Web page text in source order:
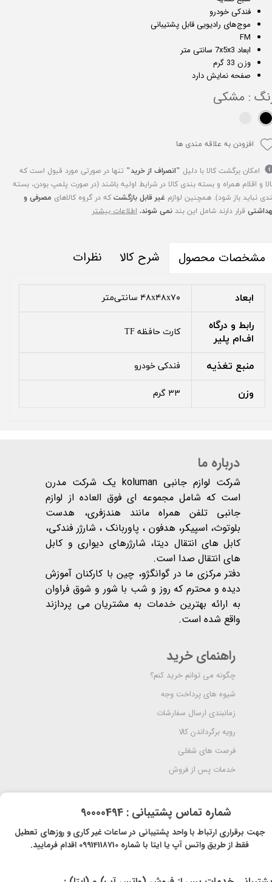
فندکی خودرو
موج‌های رادیویی قابل پشتیبانی
FM
ابعاد 7x5x3 سانتی متر
وزن 33 گرم
صفحه نمایش دارد
: مشکی
افزودن به علاقه مندی ها
امکان برگشت کالا با دلیل "انصراف از خرید" تنها در صورتی مورد قبول است که
و اقلام همراه و بسته بندی کالا در شرایط اولیه باشند (در صورت پلمپ بودن، بسته
نباید باز شود). همچنین لوازم غیر قابل بازگشت که در گروه کالاهای مصرفی و
قرار دارند شامل این بند نمی شوند. اطلاعات بیشتر
مشخصات محصول شرح کالا نظرات
ابعاد ۴۸x۴۸x۷۰ سانتی‌متر
رابط و درگاه
اف‌ام پلیر
کارت حافظه TF
منبع تغذیه فندکی خودرو
وزن ۳۳ گرم
درباره ما
شرکت لوازم جانبی koluman یک شرکت مدرن
است که شامل مجموعه ای فوق العاده از لوازم
جانبی تلفن همراه مانند هندزفری، هدست
بلوتوث، اسپیکر، هدفون ، پاوربانک ، شارژر فندکی،
کابل های انتقال دیتا، شارژرهای دیواری و کابل
های انتقال صدا است.
دفتر مرکزی ما در گوانگژو، چین با کارکنان آموزش
دیده و محترم که روز و شب با شور و شوق فراوان
به ارائه بهترین خدمات به مشتریان می پردازند
واقع شده است​​​​​​​.
راهنمای خرید
چگونه می توانم خرید کنم؟
شیوه های پرداخت وجه
زمانبندی ارسال سفارشات
رویه برگرداندن کالا
فرصت های شغلی
خدمات پس از فروش
​شماره تماس پشتیبانی : 90000494
​​جهت برقراری ارتباط با واحد پشتیبانی در ساعات غیر کاری و روزهای تعطیل
فقط از طریق واتس آپ یا ایتا با شماره 09914118710 اقدام فرمایید.